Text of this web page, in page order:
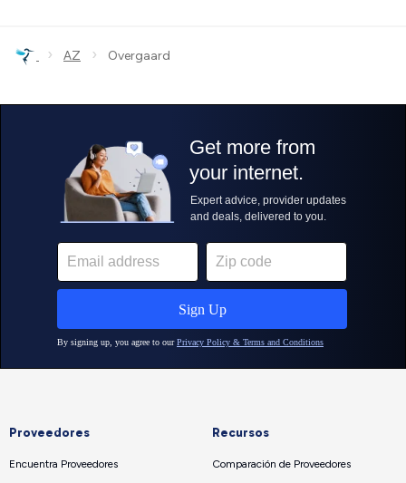
› AZ › Overgaard
Proveedores
Encuentra Proveedores
Recursos
Comparación de Proveedores